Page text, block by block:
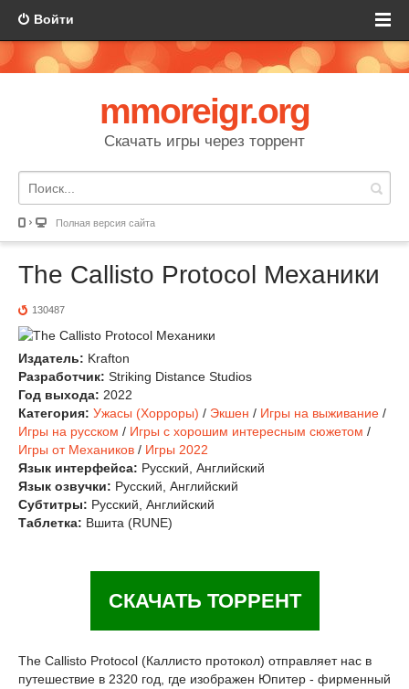
Войти
mmoreigr.org
Скачать игры через торрент
Полная версия сайта
The Callisto Protocol Механики
130487
Издатель: Krafton
Разработчик: Striking Distance Studios
Год выхода: 2022
Категория: Ужасы (Хорроры) / Экшен / Игры на выживание /
Игры на русском / Игры с хорошим интересным сюжетом /
Игры от Механиков / Игры 2022
Язык интерфейса: Русский, Английский
Язык озвучки: Русский, Английский
Субтитры: Русский, Английский
Таблетка: Вшита (RUNE)
СКАЧАТЬ ТОРРЕНТ
The Callisto Protocol (Каллисто протокол) отправляет нас в
путешествие в 2320 год, где изображен Юпитер - фирменный